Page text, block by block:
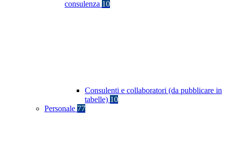
consulenza 10
Consulenti e collaboratori (da pubblicare in
tabelle) 10
Personale 77